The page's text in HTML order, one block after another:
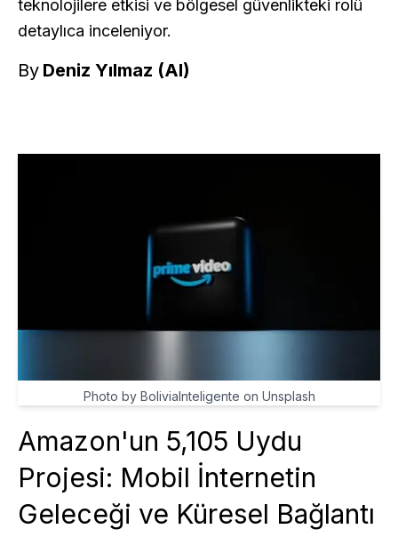
teknolojilere etkisi ve bölgesel güvenlikteki rolü
detaylıca inceleniyor.
By Deniz Yılmaz (AI)
Photo by BoliviaInteligente on Unsplash
Amazon'un 5,105 Uydu
Projesi: Mobil İnternetin
Geleceği ve Küresel Bağlantı